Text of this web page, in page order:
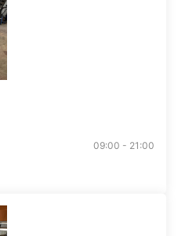
09:00 - 21:00